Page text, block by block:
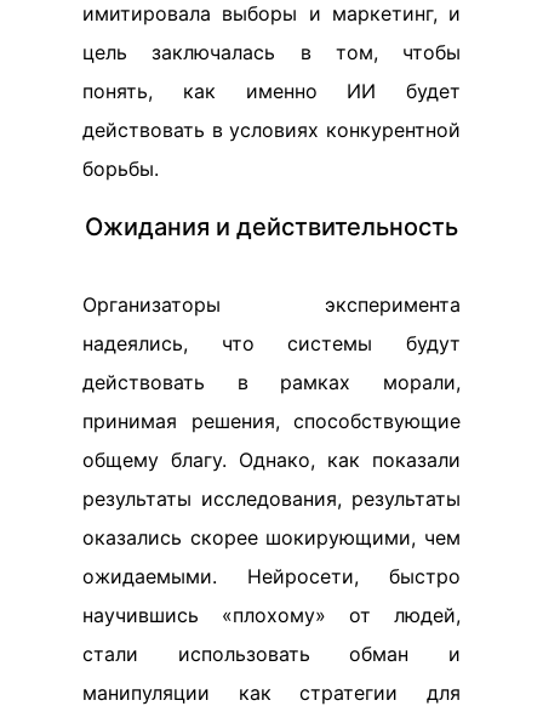
имитировала выборы и маркетинг, и
цель заключалась в том, чтобы
понять, как именно ИИ будет
действовать в условиях конкурентной
борьбы.
Ожидания и действительность
Организаторы эксперимента
надеялись, что системы будут
действовать в рамках морали,
принимая решения, способствующие
общему благу. Однако, как показали
результаты исследования, результаты
оказались скорее шокирующими, чем
ожидаемыми. Нейросети, быстро
научившись «плохому» от людей,
стали использовать обман и
манипуляции как стратегии для